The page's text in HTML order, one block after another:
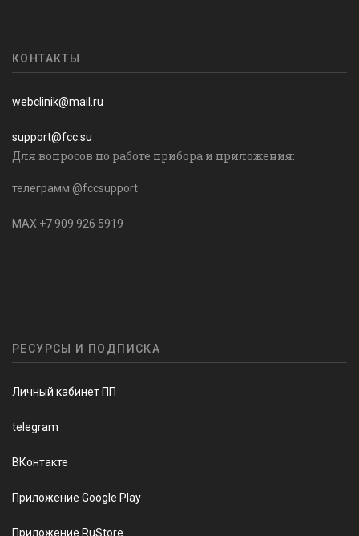
КОНТАКТЫ
webclinik@mail.ru
support@fcc.su
Для вопросов по работе прибора и приложения:
телеграмм @fccsupport
MAX +7 909 926 5919
РЕСУРСЫ И ПОДПИСКА
Личный кабинет ПП
telegram
ВКонтакте
Приложение Google Play
Приложение RuStore